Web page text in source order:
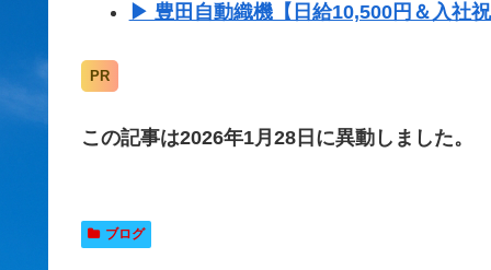
▶ 豊田自動織機【日給10,500円＆入社
PR
この記事は2026年1月28日に異動しました。
ブログ